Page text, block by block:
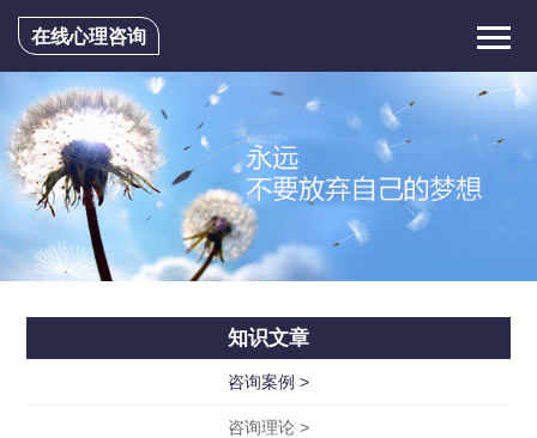
在线心理咨询
知识文章
咨询案例 >
咨询理论 >